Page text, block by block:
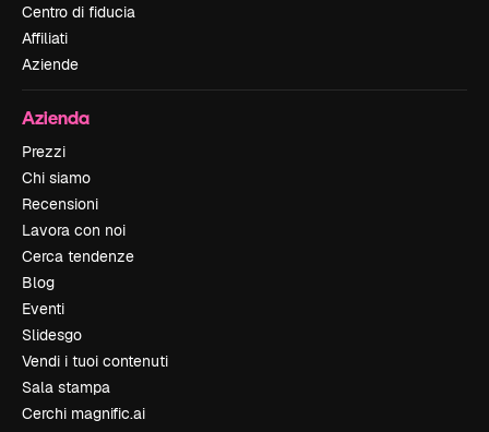
Centro di fiducia
Affiliati
Aziende
Azienda
Prezzi
Chi siamo
Recensioni
Lavora con noi
Cerca tendenze
Blog
Eventi
Slidesgo
Vendi i tuoi contenuti
Sala stampa
Cerchi magnific.ai